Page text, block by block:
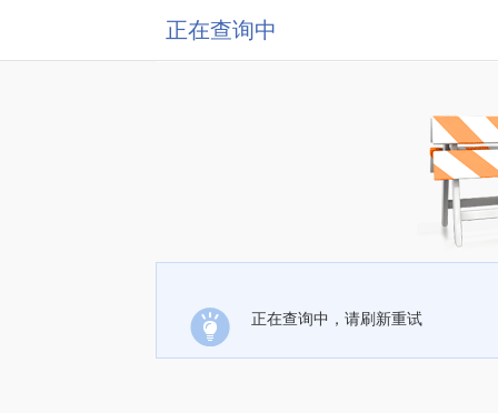
正在查询中
正在查询中，请刷新重试